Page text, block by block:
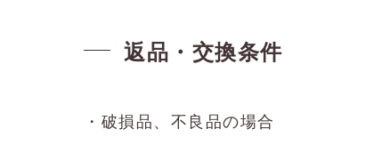
返品・交換条件
・破損品、不良品の場合